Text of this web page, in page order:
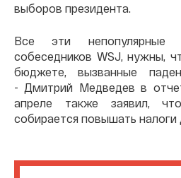
выборов президента.
Все эти
собеседников WSJ, нужны,
бюджете, вызванные
- Дмитрий Медведев в
апреле также заявил,
собирается повышать налоги